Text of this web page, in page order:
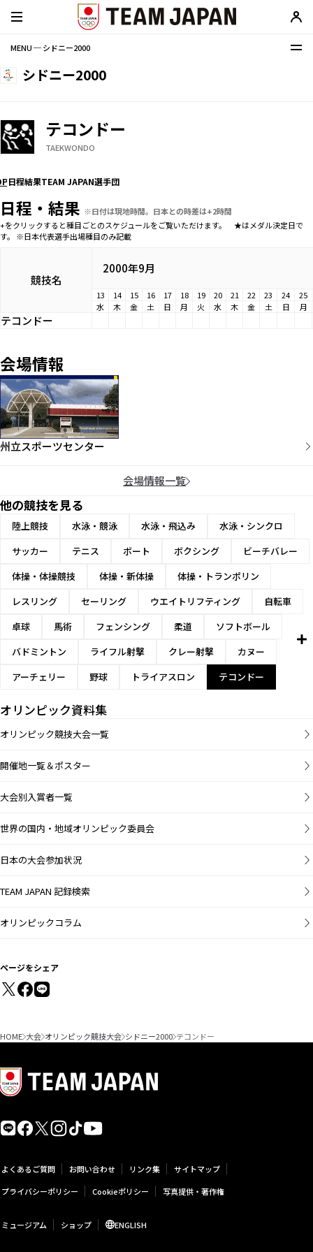
MENU ─ シドニー2000
シドニー2000
テコンドー
TAEKWONDO
日程結果TEAM JAPAN選手団
日程・結果 ※日付は現地時間。日本との時差は+2時間
+をクリックすると種目ごとのスケジュールをご覧いただけます。 ★はメダル決定日で
す。 ※日本代表選手出場種目のみ記載
競技名
2000年9月
13 14 15 16 17 18 19 20 21 22 23 24
25
水
木 金 土 日 月 火 水 木 金 土 日 月
テコンドー
会場情報
州立スポーツセンター
会場情報一覧
他の競技を見る
陸上競技 水泳・競泳 水泳・飛込み
水泳・シンクロ
サッカー
テニス ボート ボクシング
ビーチバレー
体操・体操競技
体操・新体操
体操・トランポリン
レスリング
セーリング ウエイトリフティング
自転車
卓球
馬術 フェンシング 柔道
ソフトボール
バドミントン
ライフル射撃 クレー射撃
カヌー
アーチェリー
野球 トライアスロン テコンドー
オリンピック資料集
オリンピック競技大会一覧
開催地一覧＆ポスター
大会別入賞者一覧
世界の国内・地域オリンピック委員会
日本の大会参加状況
TEAM JAPAN 記録検索
オリンピックコラム
ページをシェア
HOME 大会 オリンピック競技大会 シドニー2000 テコンドー
よくあるご質問 お問い合わせ リンク集
サイトマップ
プライバシーポリシー
Cookieポリシー 写真提供・著作権
ミュージアム ショップ ENGLISH